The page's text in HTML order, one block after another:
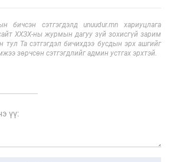
бичсэн сэтгэгдэлд unuudur.mn хариуцлага
ХХЗХ-ны журмын дагуу зүй зохисгүй зарим
тул Та сэтгэгдэл бичихдээ бусдын эрх ашгийг
зөрчсөн сэтгэгдлийг админ устгах эрхтэй.